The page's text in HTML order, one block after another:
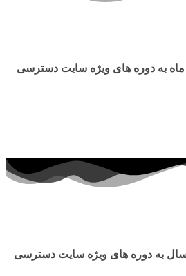
به دوره های ویژه سایت دسترسی
به دوره های ویژه سایت دسترسی